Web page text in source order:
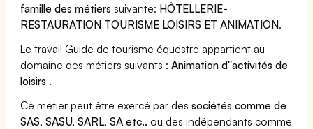
famille des métiers suivante: HÔTELLERIE-
RESTAURATION TOURISME LOISIRS ET ANIMATION.
Le travail Guide de tourisme équestre appartient au
domaine des métiers suivants :Animation d''activités de
loisirs .
Ce métier peut être exercé par dessociétés comme de
SAS, SASU, SARL, SA etc.. ou des indépendants comme